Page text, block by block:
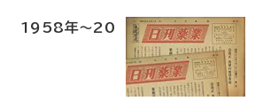
1958年～20